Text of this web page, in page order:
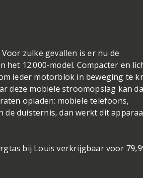
zulke gevallen is er nu de
12.000-model. Compacter en
ieder motorblok in beweging te
deze mobiele stroomopslag kan
opladen: mobiele telefoons,
de duisternis, dan werkt dit
bij Louis verkrijgbaar voor